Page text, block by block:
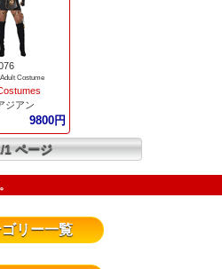
Costume
ジアン
9800円
1 ページ
リー一覧